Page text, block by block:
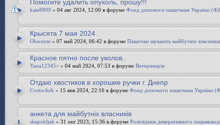
Помогите удалить опухоль, прошу!!!
kate8899 » 04 авг 2024, 12:00 в форуме Фонд допомоги пацючкам України
Крысята 7 мая 2024 .
Obscente » 07 май 2024, 06:42 в форуме Пацючки шукають майбутніх власників
Красное пятно после уколов..
Yana12345+ » 04 май 2024, 07:53 в форуме Ветеринарія
Отдаю хвостиков в хорошие ручки г. Днепр
Cvetochek » 15 янв 2024, 22:16 в форуме Фонд допомоги пацючкам України
анкета для майбутніх власників
shapokljak » 31 окт 2023, 15:36 в форуме Розплідник декоративного